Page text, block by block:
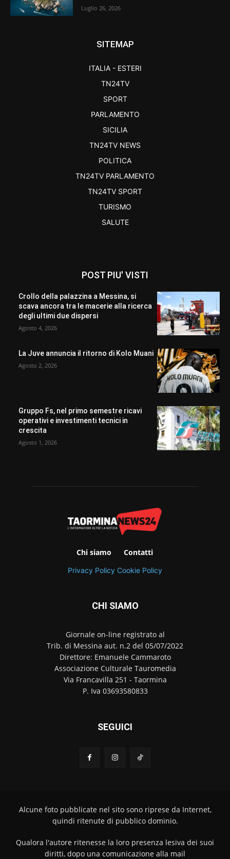
Luglio 26, 2026
SITEMAP
ITALIA - ESTERI
TN24TV
SPORT
PARLAMENTO
SICILIA
TN24TV NEWS
POLITICA
TN24TV PARLAMENTO
TN24TV SPORT
TURISMO
SALUTE
POST PIU' VISTI
Crollo della palazzina a Messina, si
scava ancora tra le macerie alla ricerca
degli ultimi due dispersi
Agosto 4, 2026
La Juve annuncia il ritorno di Kolo Muani
Agosto 2, 2026
Gruppo Fs, nel primo semestre ricavi
operativi e investimenti tecnici in
crescita
Agosto 1, 2026
Chi siamo Contatti
Privacy Policy Cookie Policy
CHI SIAMO
Giornale on-line registrato al
Trib. di Messina aut. n.2 del 05/07/2022
Direttore: Emanuele Cammaroto
Associazione Culturale Tauromedia
Via Francavilla 251 - Taormina
P. Iva 03693580833
SEGUICI
Alcune foto pubblicate nel sito sono riprese da Internet,
quindi ritenute di pubblico dominio.
Qualora l'autore ritenesse la loro presenza lesiva dei suoi
diritti, dopo una comunicazione alla mail